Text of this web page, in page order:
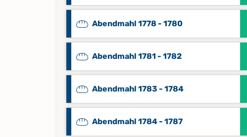
Abendmahl 1778 - 1780
Abendmahl 1781 - 1782
Abendmahl 1783 - 1784
Abendmahl 1784 - 1787